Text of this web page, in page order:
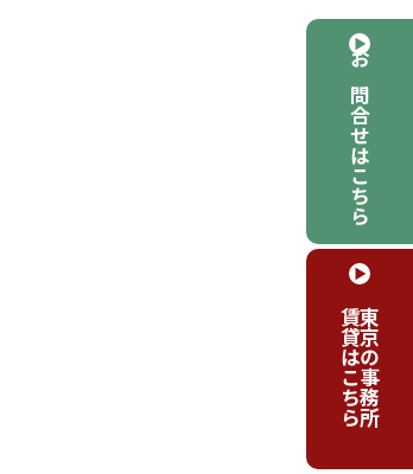
お問合せはこちら
東京の事務所
賃貸はこちら